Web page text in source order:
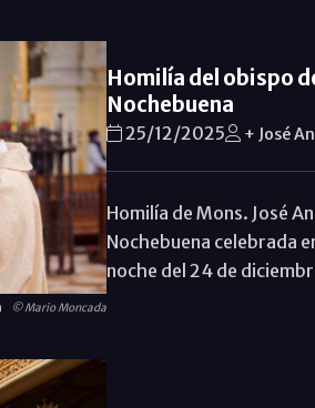
© Mario Moncada
Homilía del obispo
Nochebuena
25/12/2025 + José
Homilía de Mons. José
Nochebuena celebrada
noche del 24 de